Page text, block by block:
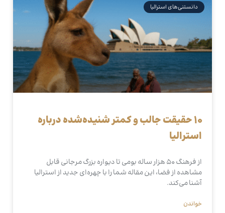
دانستنی‌های استرالیا
۱۰ حقیقت جالب و کمتر شنیده‌شده درباره
استرالیا
از فرهنگ ۵۰ هزار ساله بومی تا دیواره بزرگ مرجانی قابل
مشاهده از فضا، این مقاله شما را با چهره‌ای جدید از استرالیا
آشنا می‌کند.
خواندن